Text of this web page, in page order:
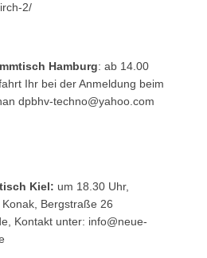
2/
Hamburg: ab 14.00
Ihr bei der Anmeldung beim
dpbhv-techno@yahoo.com
Kiel: um 18.30 Uhr,
Bergstraße 26
, Kontakt unter: info@neue-